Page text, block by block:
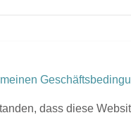
dass diese